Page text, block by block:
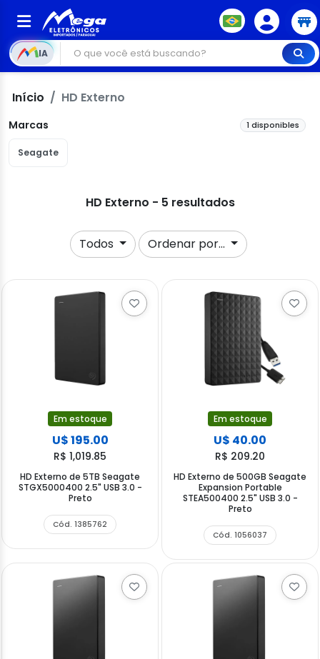
IA
Início HD Externo
Marcas 1 disponibles
Seagate
HD Externo - 5 resultados
Todos Ordenar por...
Em estoque
U$ 195.00
R$ 1,019.85
HD Externo de 5TB Seagate
STGX5000400 2.5" USB 3.0 -
Preto
Cód. 1385762
Em estoque
U$ 40.00
R$ 209.20
HD Externo de 500GB Seagate
Expansion Portable
STEA500400 2.5" USB 3.0 -
Preto
Cód. 1056037